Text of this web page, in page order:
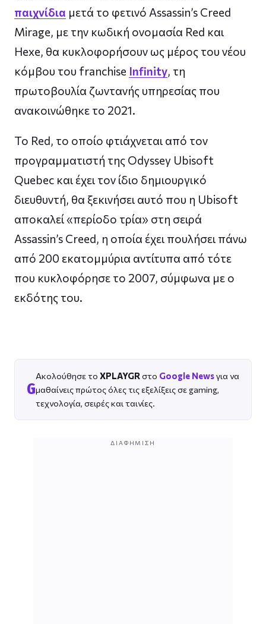
παιχνίδια μετά το φετινό Assassin’s Creed
Mirage, με την κωδική ονομασία Red και
Hexe, θα κυκλοφορήσουν ως μέρος του νέου
κόμβου του franchise Infinity, τη
πρωτοβουλία ζωντανής υπηρεσίας που
ανακοινώθηκε το 2021.
Το Red, το οποίο φτιάχνεται από τον
προγραμματιστή της Odyssey Ubisoft
Quebec και έχει τον ίδιο δημιουργικό
διευθυντή, θα ξεκινήσει αυτό που η Ubisoft
αποκαλεί «περίοδο τρία» στη σειρά
Assassin’s Creed, η οποία έχει πουλήσει πάνω
από 200 εκατομμύρια αντίτυπα από τότε
που κυκλοφόρησε το 2007, σύμφωνα με ο
εκδότης του.
G
Ακολούθησε το XPLAYGR στο Google Newsγια να
μαθαίνεις πρώτος όλες τις εξελίξεις σε gaming,
τεχνολογία, σειρές και ταινίες.
ΔΙΑΦΉΜΙΣΗ